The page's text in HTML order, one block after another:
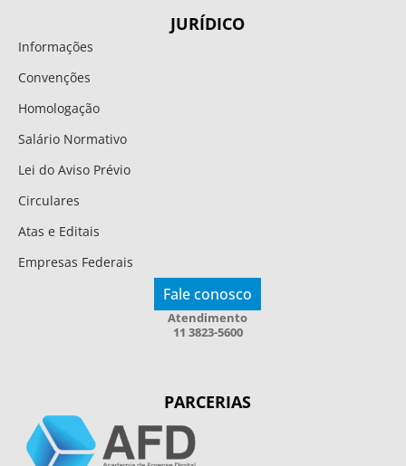
JURÍDICO
Informações
Convenções
Homologação
Salário Normativo
Lei do Aviso Prévio
Circulares
Atas e Editais
Empresas Federais
Fale conosco
Atendimento
11 3823-5600
PARCERIAS